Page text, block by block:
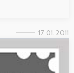
17. 01. 2011